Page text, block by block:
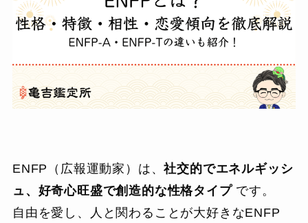
ENFP（広報運動家）は、社交的でエネルギッシ
ュ、好奇心旺盛で創造的な性格タイプです。
自由を愛し、人と関わることが大好きなENFP